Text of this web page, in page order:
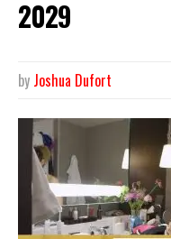
2029
by Joshua Dufort